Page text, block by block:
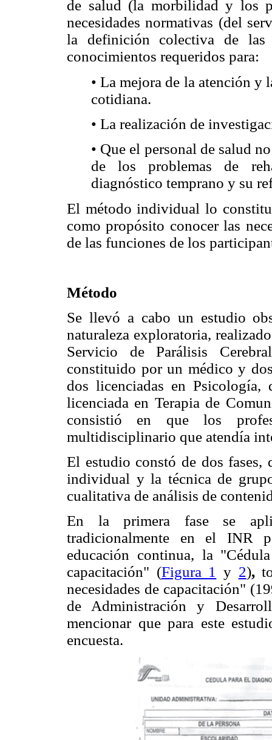
de salud (la morbilidad y los
necesidades normativas (del
la definición colectiva de las
conocimientos requeridos para:
• La mejora de la atención y
cotidiana.
• La realización de
• Que el personal de salud
de los problemas de
diagnóstico temprano y su
El método individual lo
como propósito conocer las
de las funciones de los
Método
Se llevó a cabo un estudio
naturaleza exploratoria,
Servicio de Parálisis
constituido por un médico y
dos licenciadas en
licenciada en Terapia de
consistió en que los
multidisciplinario que atendía
El estudio constó de dos fases,
individual y la técnica de
cualitativa de análisis de
En la primera fase se
tradicionalmente en el INR
educación continua, la
capacitación" (Figura 1 y 2),
necesidades de capacitación"
de Administración y
mencionar que para este
encuesta.